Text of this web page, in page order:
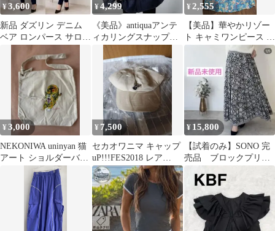
¥3,600
新品 ダズリン デニム
ベア ロンパース サロペ
スライ
¥4,299
《美品》antiquaアンテ
ィカリングスナップデ
現行品
¥ 2,555
【美品】華やかリゾー
ト キャミワンピース マ
¥3,000
NEKONIWA uninyan 猫
アート ショルダーバッ
¥ 7,500
セカオワニマ キャップ
uP!!!FES2018 レア
sekainoowari
¥ 15,800
【試着のみ】SONO 完
売品 ブロックプリン
ト インド綿